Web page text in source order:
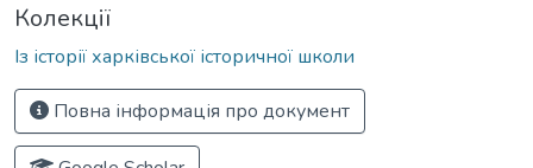
Колекції
Із історії харківської історичної школи
Повна інформація про документ